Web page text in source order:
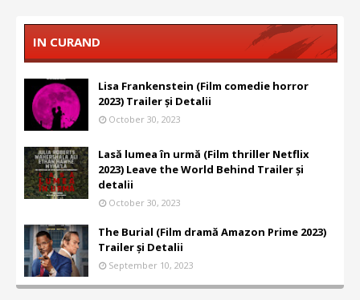
IN CURAND
Lisa Frankenstein (Film comedie horror
2023) Trailer și Detalii
October 30, 2023
Lasă lumea în urmă (Film thriller Netflix
2023) Leave the World Behind Trailer și
detalii
October 30, 2023
The Burial (Film dramă Amazon Prime 2023)
Trailer și Detalii
September 10, 2023